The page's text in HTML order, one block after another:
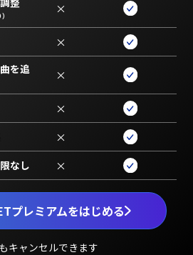
プレミアムをはじめる
キャンセルできます
×
×
を追
×
×
×
なし ×